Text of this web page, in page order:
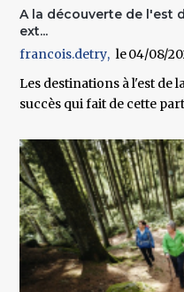
A la découverte de l'est
ext...
francois.detry
04/08/
Les destinations à l'est
succès qui fait de cette